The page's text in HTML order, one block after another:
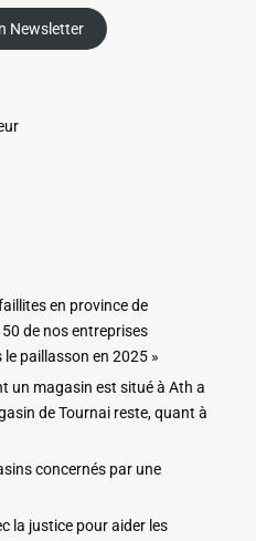
Newsletter
en province de
de nos entreprises
paillasson en 2025 »
un magasin est situé à Ath a
de Tournai reste, quant à
concernés par une
la justice pour aider les